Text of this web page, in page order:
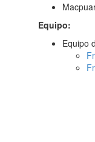
Equipo:
Equipo